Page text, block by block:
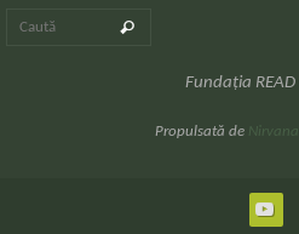
Caută
Fundația
Propulsată de Nirvana